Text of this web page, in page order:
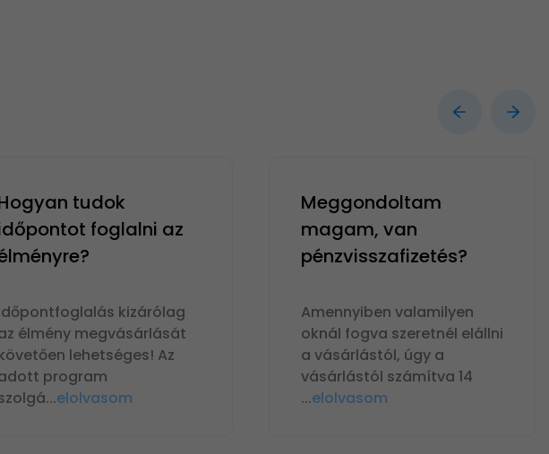
tudok
foglalni az
kizárólag
élmény megvásárlását
lehetséges! Az
program
...elolvasom
Meggondoltam
magam, van
pénzvisszafizetés?
Amennyiben valamilyen
oknál fogva szeretnél elállni
a vásárlástól, úgy a
vásárlástól számítva 14
...elolvasom